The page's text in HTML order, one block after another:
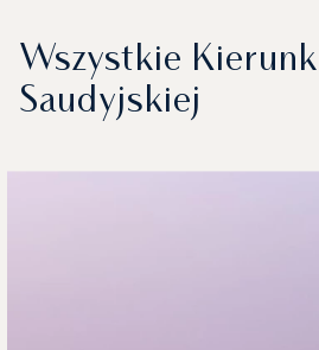
Wszystkie
Saudyjskiej